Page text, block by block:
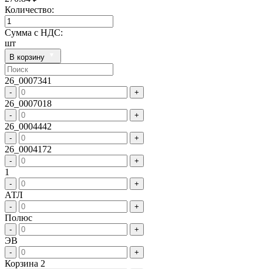
Количество:
Сумма с НДС:
шт
В корзину
26_0007341
- +
26_0007018
- +
26_0004442
- +
26_0004172
- +
1
- +
АТЛ
- +
Полюс
- +
ЭВ
- +
Корзина 2